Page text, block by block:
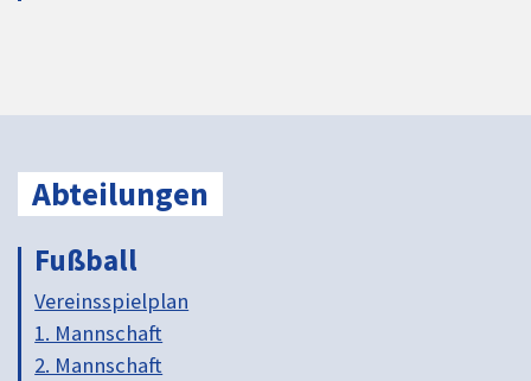
Abteilungen
Fußball
Vereinsspielplan
1. Mannschaft
2. Mannschaft